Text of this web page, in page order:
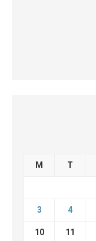
M T
3 4
10 11